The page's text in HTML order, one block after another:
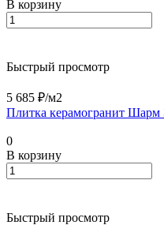
В корзину
Быстрый просмотр
5 685 ₽/м2
Плитка керамогранит
0
В корзину
Быстрый просмотр